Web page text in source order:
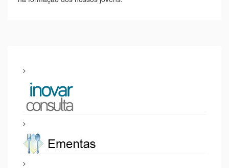
apresentado em prole da língua francesa e da educação.
deste projeto para a promoção das aprendizagens e para o
desenvolvimento de competências transversais relevantes
na formação dos nossos jovens.